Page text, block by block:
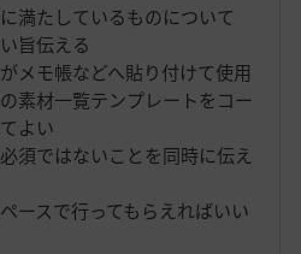
満たしているものについて
旨伝える
メモ帳などへ貼り付けて使用
素材一覧テンプレートをコー
よい
須ではないことを同時に伝え
ースで行ってもらえればいい